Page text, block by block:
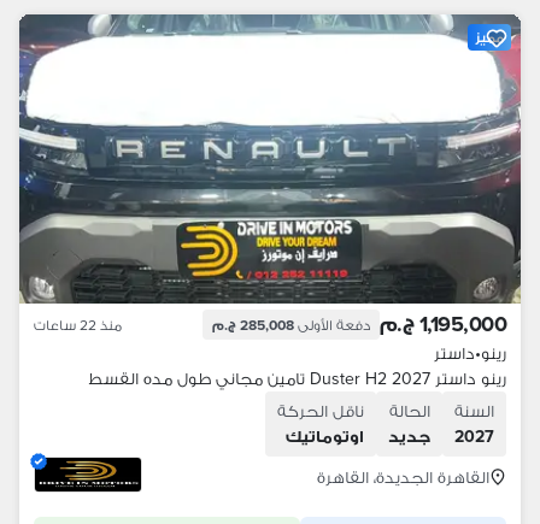
مميز
1,195,000 ج.م دفعة الأولى 285,008 ج.م منذ 22 ساعات
رينو•داستر
رينو داستر 2027 Duster H2 تامين مجاني طول مده القسط
السنة
2027
الحالة
جديد
ناقل الحركة
اوتوماتيك
القاهرة الجديدة، القاهرة